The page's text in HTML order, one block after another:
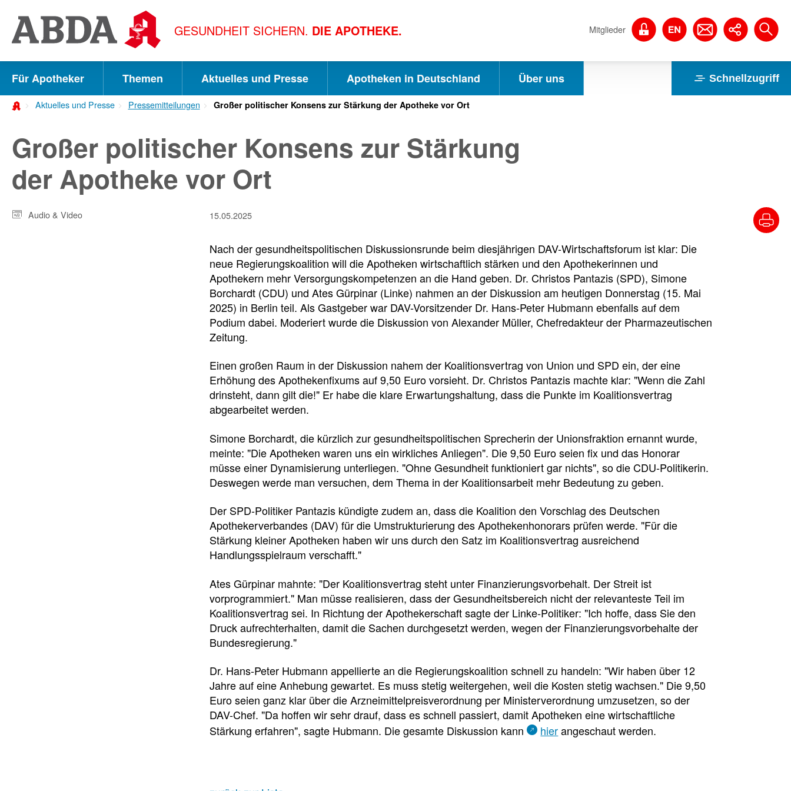
direkt
zu:
zur
Hauptnavigation
zur
zum
Inhalt
Suche
GESUNDHEIT SICHERN. DIE APOTHEKE. Mitglieder
Für Apotheker Themen Aktuelles und Presse Apotheken in Deutschland Über uns Schnellzugriff
Aktuelles und Presse Pressemitteilungen Großer politischer Konsens zur Stärkung der Apotheke vor Ort
Großer politischer Konsens zur Stärkung
der Apotheke vor Ort
Audio & Video 15.05.2025
Nach der gesundheitspolitischen Diskussionsrunde beim diesjährigen DAV-Wirtschaftsforum ist klar: Die
neue Regierungskoalition will die Apotheken wirtschaftlich stärken und den Apothekerinnen und
Apothekern mehr Versorgungskompetenzen an die Hand geben. Dr. Christos Pantazis (SPD), Simone
Borchardt (CDU) und Ates Gürpinar (Linke) nahmen an der Diskussion am heutigen Donnerstag (15. Mai
2025) in Berlin teil. Als Gastgeber war DAV-Vorsitzender Dr. Hans-Peter Hubmann ebenfalls auf dem
Podium dabei. Moderiert wurde die Diskussion von Alexander Müller, Chefredakteur der Pharmazeutischen
Zeitung.
Einen großen Raum in der Diskussion nahem der Koalitionsvertrag von Union und SPD ein, der eine
Erhöhung des Apothekenfixums auf 9,50 Euro vorsieht. Dr. Christos Pantazis machte klar: "Wenn die Zahl
drinsteht, dann gilt die!" Er habe die klare Erwartungshaltung, dass die Punkte im Koalitionsvertrag
abgearbeitet werden.
Simone Borchardt, die kürzlich zur gesundheitspolitischen Sprecherin der Unionsfraktion ernannt wurde,
meinte: "Die Apotheken waren uns ein wirkliches Anliegen". Die 9,50 Euro seien fix und das Honorar
müsse einer Dynamisierung unterliegen. "Ohne Gesundheit funktioniert gar nichts", so die CDU-Politikerin.
Deswegen werde man versuchen, dem Thema in der Koalitionsarbeit mehr Bedeutung zu geben.
Der SPD-Politiker Pantazis kündigte zudem an, dass die Koalition den Vorschlag des Deutschen
Apothekerverbandes (DAV) für die Umstrukturierung des Apothekenhonorars prüfen werde. "Für die
Stärkung kleiner Apotheken haben wir uns durch den Satz im Koalitionsvertrag ausreichend
Handlungsspielraum verschafft."
Ates Gürpinar mahnte: "Der Koalitionsvertrag steht unter Finanzierungsvorbehalt. Der Streit ist
vorprogrammiert." Man müsse realisieren, dass der Gesundheitsbereich nicht der relevanteste Teil im
Koalitionsvertrag sei. In Richtung der Apothekerschaft sagte der Linke-Politiker: "Ich hoffe, dass Sie den
Druck aufrechterhalten, damit die Sachen durchgesetzt werden, wegen der Finanzierungsvorbehalte der
Bundesregierung."
Dr. Hans-Peter Hubmann appellierte an die Regierungskoalition schnell zu handeln: "Wir haben über 12
Jahre auf eine Anhebung gewartet. Es muss stetig weitergehen, weil die Kosten stetig wachsen." Die 9,50
Euro seien ganz klar über die Arzneimittelpreisverordnung per Ministerverordnung umzusetzen, so der
DAV-Chef. "Da hoffen wir sehr drauf, dass es schnell passiert, damit Apotheken eine wirtschaftliche
Stärkung erfahren", sagte Hubmann. Die gesamte Diskussion kann
hierangeschaut werden.
S
e
l
l
z
u
r
i
f
f
Tauchen
Sie
direkt
ein
Leitlinien
Leitlinien
und
Arbeitshilfen
der
Berichtsbogen-
Formulare der
Arzneimittelkommission
Meldung
S
e
t
e
i
l
n
S
e